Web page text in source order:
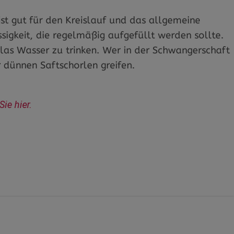
gut für den Kreislauf und das allgemeine
die regelmäßig aufgefüllt werden sollte.
Wasser zu trinken. Wer in der Schwangerschaft
Saftschorlen greifen.
hier.